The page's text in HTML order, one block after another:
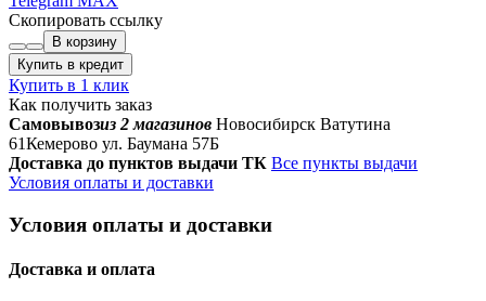
Скопировать ссылку
В корзину
Купить в кредит
Купить в 1 клик
Как получить заказ
Самовывозиз 2 магазинов Новосибирск Ватутина
61Кемерово ул. Баумана 57Б
Доставка до пунктов выдачи ТК Все пункты выдачи
Условия оплаты и доставки
Условия оплаты и доставки
Доставка и оплата